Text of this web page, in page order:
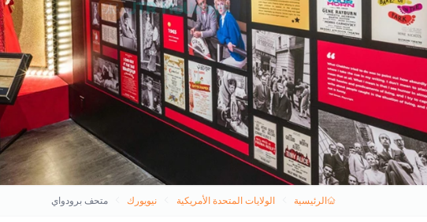
الرئيسية الولايات المتحدة الأمريكية نيويورك متحف برودواي